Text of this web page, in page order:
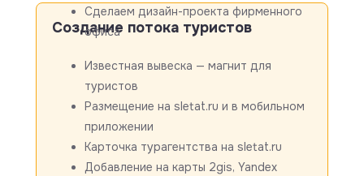
Создание потока туристов
Сделаем дизайн-проекта фирменного
офиса
Известная вывеска — магнит для
туристов
Размещение на sletat.ru и в мобильном
приложении
Карточка турагентства на sletat.ru
Добавление на карты 2gis, Yandex